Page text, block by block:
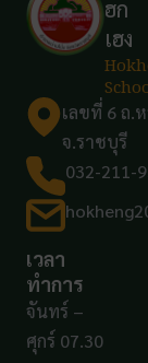
ฮก
เฮง
เลขที่ 6 ถ.
จ.ราชบุรี
032-211-
เวลา
ทำการ
จันทร์ –
ศุกร์ 07.30